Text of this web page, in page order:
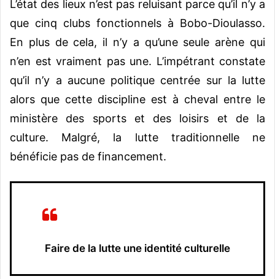
L’état des lieux n’est pas reluisant parce qu’il n’y a
que cinq clubs fonctionnels à Bobo-Dioulasso.
En plus de cela, il n’y a qu’une seule arène qui
n’en est vraiment pas une. L’impétrant constate
qu’il n’y a aucune politique centrée sur la lutte
alors que cette discipline est à cheval entre le
ministère des sports et des loisirs et de la
culture. Malgré, la lutte traditionnelle ne
bénéficie pas de financement.
Faire de la lutte une identité culturelle